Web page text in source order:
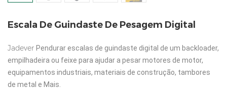
Escala De Guindaste De Pesagem Digital
Jadever Pendurar escalas de guindaste digital de um backloader,
empilhadeira ou feixe para ajudar a pesar motores de motor,
equipamentos industriais, materiais de construção, tambores
de metal e Mais.